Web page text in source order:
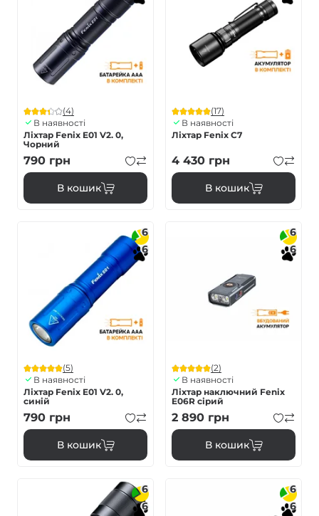
(4)
В наявності
Ліхтар Fenix E01 V2. 0,
Чорний
790 грн
В кошик
(17)
В наявності
Ліхтар Fenix C7
4 430 грн
В кошик
6
6
(5)
В наявності
Ліхтар Fenix E01 V2. 0,
синій
790 грн
В кошик
6
6
(2)
В наявності
Ліхтар наключний Fenix
E06R сірий
2 890 грн
В кошик
6
6
6
6